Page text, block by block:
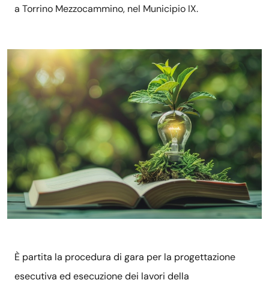
a Torrino Mezzocammino, nel Municipio IX.
È partita la procedura di gara per la progettazione
esecutiva ed esecuzione dei lavori della